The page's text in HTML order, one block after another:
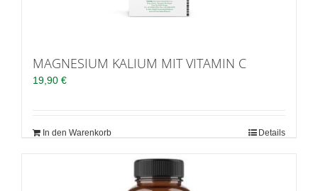
MAGNESIUM KALIUM MIT VITAMIN C
19,90 €
In den Warenkorb Details